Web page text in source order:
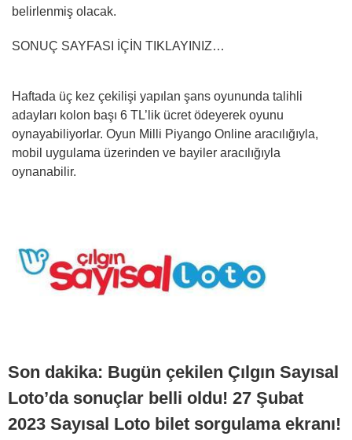
belirlenmiş olacak.
SONUÇ SAYFASI İÇİN TIKLAYINIZ…
Haftada üç kez çekilişi yapılan şans oyununda talihli
adayları kolon başı 6 TL’lik ücret ödeyerek oyunu
oynayabiliyorlar. Oyun Milli Piyango Online aracılığıyla,
mobil uygulama üzerinden ve bayiler aracılığıyla
oynanabilir.
Son dakika: Bugün çekilen Çılgın Sayısal
Loto’da sonuçlar belli oldu! 27 Şubat
2023 Sayısal Loto bilet sorgulama ekranı!